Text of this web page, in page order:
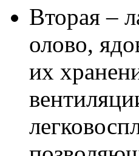
Вторая –
олово,
их